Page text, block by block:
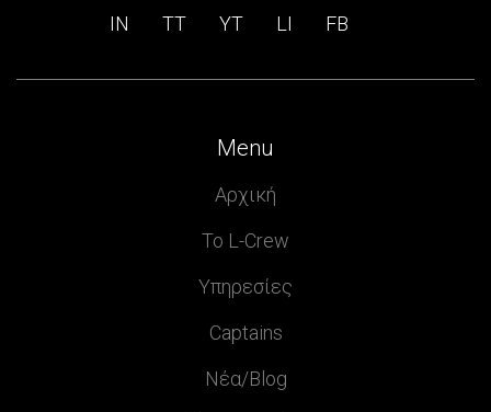
IN ΤΤ ΥΤ LI FB
Menu
Αρχική
Το L-Crew
Υπηρεσίες
Captains
Νέα/Blog